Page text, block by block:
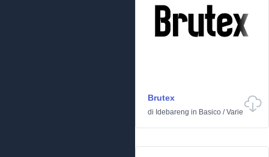
Brutex
di Idebareng in Basico /Varie